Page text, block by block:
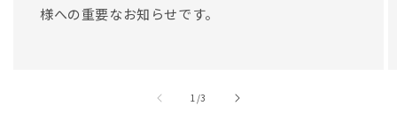
様への重要なお知らせです。
1 //3